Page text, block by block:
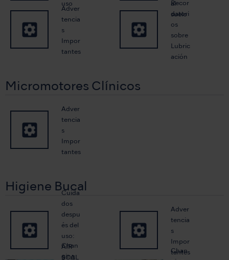
uso
al
suelo
Adver
tencia
s
Impor
tantes
Recor
datori
os
sobre
Lubric
ación
Micromotores Clínicos
Adver
tencia
s
Impor
tantes
Higiene Bucal
Cuida
dos
despu
és del
uso:
AIR
SCAL
Adver
tencia
s
Impor
tantes
Chan
ging
Chan